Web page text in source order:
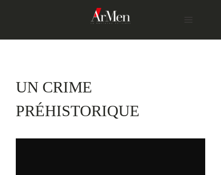
UN CRIME
PRÉHISTORIQUE